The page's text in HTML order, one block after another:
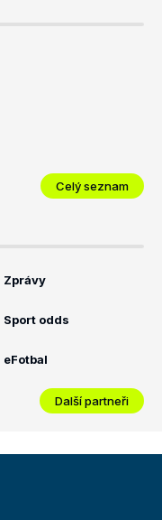
Celý seznam
Zprávy
Sport odds
eFotbal
Další partneři